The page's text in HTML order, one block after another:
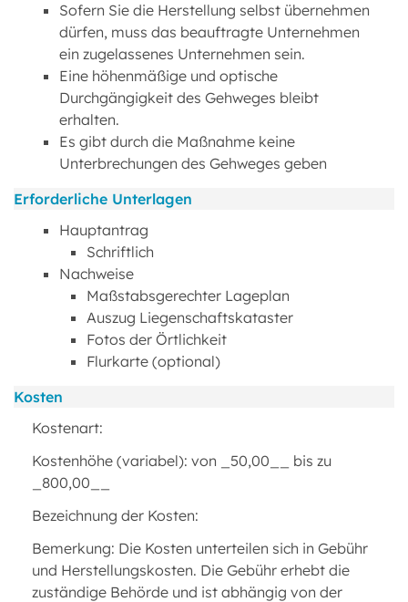
Sofern Sie die Herstellung selbst übernehmen
dürfen, muss das beauftragte Unternehmen
ein zugelassenes Unternehmen sein.
Eine höhenmäßige und optische
Durchgängigkeit des Gehweges bleibt
erhalten.
Es gibt durch die Maßnahme keine
Unterbrechungen des Gehweges geben
Erforderliche Unterlagen
Hauptantrag
Schriftlich
Nachweise
Maßstabsgerechter Lageplan
Auszug Liegenschaftskataster
Fotos der Örtlichkeit
Flurkarte (optional)
Kosten
Kostenart:
Kostenhöhe (variabel): von _50,00__ bis zu
_800,00__
Bezeichnung der Kosten:
Bemerkung: Die Kosten unterteilen sich in Gebühr
und Herstellungskosten. Die Gebühr erhebt die
zuständige Behörde und ist abhängig von der